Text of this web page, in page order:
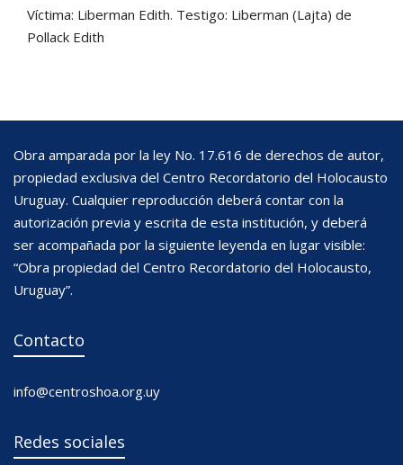
Víctima: Liberman Edith. Testigo: Liberman (Lajta) de
Pollack Edith
Obra amparada por la ley No. 17.616 de derechos de autor,
propiedad exclusiva del Centro Recordatorio del Holocausto
Uruguay. Cualquier reproducción deberá contar con la
autorización previa y escrita de esta institución, y deberá
ser acompañada por la siguiente leyenda en lugar visible:
“Obra propiedad del Centro Recordatorio del Holocausto,
Uruguay”.
Contacto
info@centroshoa.org.uy
Redes sociales